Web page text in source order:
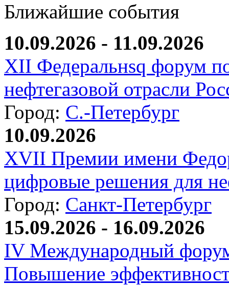
Ближайшие события
10.09.2026 - 11.09.2026
XII Федеральнsq форум
нефтегазовой отрасли
Город: С.-Петербург
10.09.2026
XVII Премии имени
цифровые решения для
Город: Санкт-Петербург
15.09.2026 - 16.09.2026
IV Международный
Повышение